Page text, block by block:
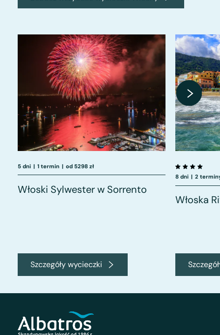
5 dni | 1 termin | od 5298 zł
Włoski Sylwester w Sorrento
Szczegóły wycieczki
8 dni | 2
Włoska